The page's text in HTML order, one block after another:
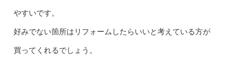
やすいです。
好みでない箇所はリフォームしたらいいと考えている方が
買ってくれるでしょう。